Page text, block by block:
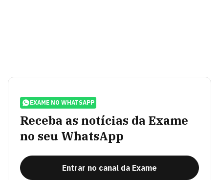
EXAME NO WHATSAPP
Receba as notícias da Exame
no seu WhatsApp
Entrar no canal da Exame